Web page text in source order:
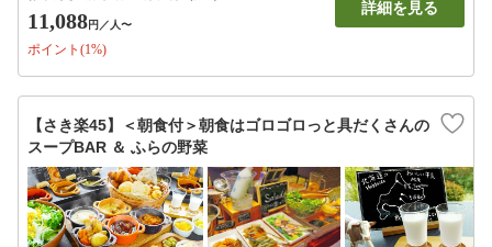
11,088円 ／人〜
ポイント(1%)
詳細を見る
【さき楽45】＜朝食付＞朝食はゴロゴロっと具だくさんの
スープBAR ＆ ふらの野菜